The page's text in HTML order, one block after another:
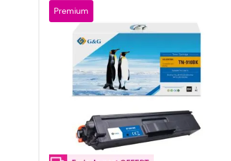
Premium